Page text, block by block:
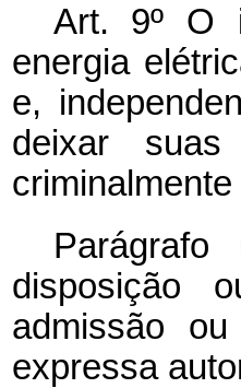
Art. 9º O
energia
e,
deixar suas
disposição
admissão
expressa